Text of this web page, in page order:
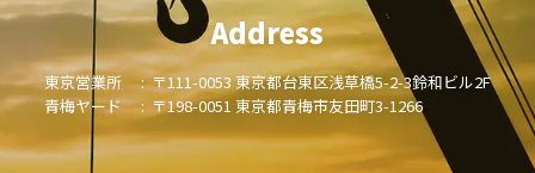
Address
東京営業所 : 〒111-0053 東京都台東区浅草橋5-2-3鈴和ビル2F
青梅ヤード : 〒198-0051 東京都青梅市友田町3-1266